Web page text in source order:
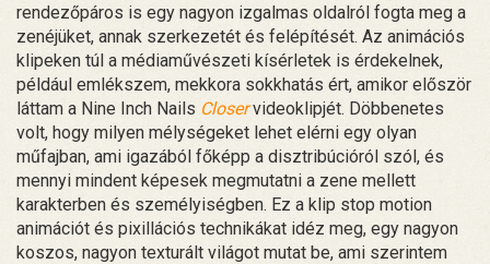
rendezőpáros is egy nagyon izgalmas oldalról fogta meg a
zenéjüket, annak szerkezetét és felépítését. Az animációs
klipeken túl a médiaművészeti kísérletek is érdekelnek,
például emlékszem, mekkora sokkhatás ért, amikor először
láttam a Nine Inch Nails Closervideoklipjét. Döbbenetes
volt, hogy milyen mélységeket lehet elérni egy olyan
műfajban, ami igazából főképp a disztribúcióról szól, és
mennyi mindent képesek megmutatni a zene mellett
karakterben és személyiségben. Ez a klip stop motion
animációt és pixillációs technikákat idéz meg, egy nagyon
koszos, nagyon texturált világot mutat be, ami szerintem